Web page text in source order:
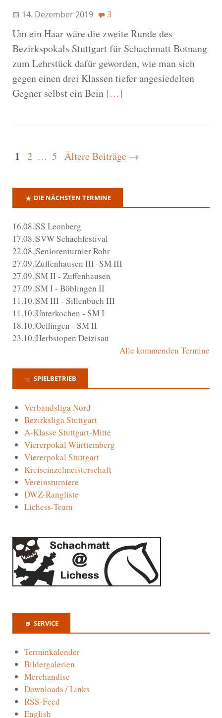
14. Dezember 2019 3
Um ein Haar wäre die zweite Runde des
Bezirkspokals Stuttgart für Schachmatt Botnang
zum Lehrstück dafür geworden, wie man sich
gegen einen drei Klassen tiefer angesiedelten
Gegner selbst ein Bein […]
1 2 … 5 Ältere Beiträge →
DIE NÄCHSTEN TERMINE
16.08.|SS Leonberg
17.08.|SVW Schachfestival
22.08.|Seniorenturnier Rohr
27.09.|Zuffenhausen III -SM III
27.09.|SM II - Zuffenhausen
27.09.|SM I - Böblingen II
11.10.|SM III - Sillenbuch III
11.10.|Unterkochen - SM I
18.10.|Oeffingen - SM II
23.10.|Herbstopen Deizisau
Alle kommenden Termine
SPIELBETRIEB
Verbandsliga Nord
Bezirksliga Stuttgart
A-Klasse Stuttgart-Mitte
Viererpokal Württemberg
Viererpokal Stuttgart
Kreiseinzelmeisterschaft
Vereinsturniere
DWZ-Rangliste
Lichess-Team
SERVICE
Terminkalender
Bildergalerien
Merchandise
Downloads / Links
RSS-Feed
English